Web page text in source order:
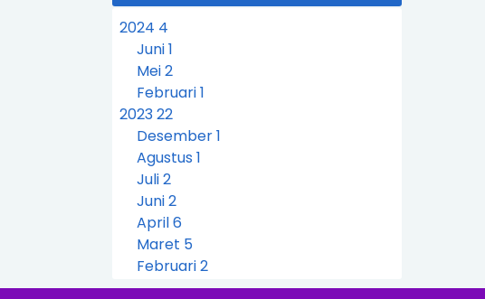
2024 4
Juni1
Mei2
Februari1
202322
Desember1
Agustus1
Juli2
Juni2
April6
Maret 5
Februari2
Januari3